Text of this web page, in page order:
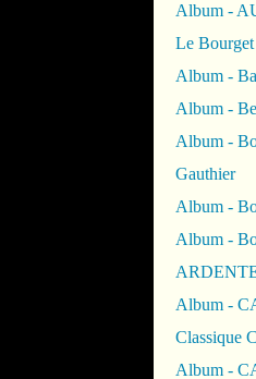
Album -
Le Bourget
Album -
Album -
Album -
Gauthier
Album -
Album -
Album -
Classique
Album -